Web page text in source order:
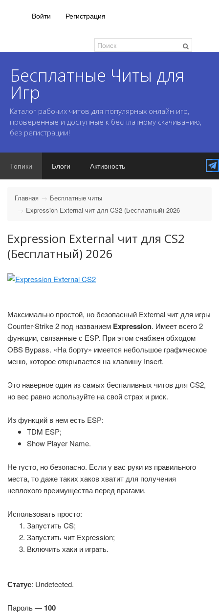
Войти Регистрация
Бесплатные Читы для
Игр
Каталог рабочих читов для популярных онлайн игр,
проверенные и доступные к бесплатному скачиванию,
без регистрации!
Топики Блоги Активность
Главная
Бесплатные читы
Expression External чит для CS2 (Бесплатный) 2026
Expression External чит для CS2
(Бесплатный) 2026
Максимально простой, но безопасный External чит для игры
Counter-Strike 2 под названием Expression. Имеет всего 2
функции, связанные с ESP. При этом снабжен обходом
OBS Bypass. «На борту» имеется небольшое графическое
меню, которое открывается на клавишу Insert.
Это наверное один из самых беспаливных читов для CS2,
но вес равно используйте на свой страх и риск.
Из функций в нем есть ESP:
TDM ESP;
Show Player Name.
Не густо, но безопасно. Если у вас руки из правильного
места, то даже таких хаков хватит для получения
неплохого преимущества перед врагами.
Использовать просто:
Запустить CS;
Запустить чит Expression;
Включить хаки и играть.
Статус: Undetected.
Пароль — 100